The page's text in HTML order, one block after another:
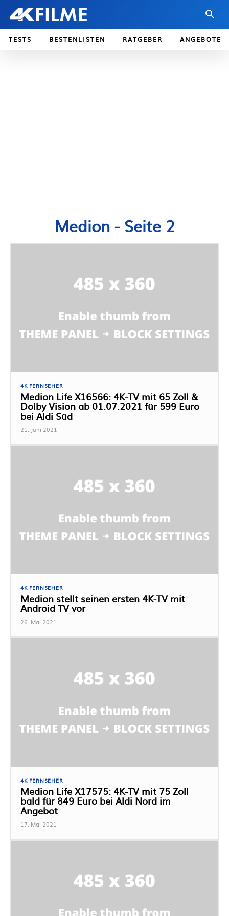
TESTS BESTENLISTEN RATGEBER ANGEBOTE
Medion- Seite 2
4K FERNSEHER
Medion Life X16566: 4K-TV mit 65 Zoll &
Dolby Vision ab 01.07.2021 für 599 Euro
bei Aldi Süd
21. Juni 2021
4K FERNSEHER
Medion stellt seinen ersten 4K-TV mit
Android TV vor
26. Mai 2021
4K FERNSEHER
Medion Life X17575: 4K-TV mit 75 Zoll
bald für 849 Euro bei Aldi Nord im
Angebot
17. Mai 2021